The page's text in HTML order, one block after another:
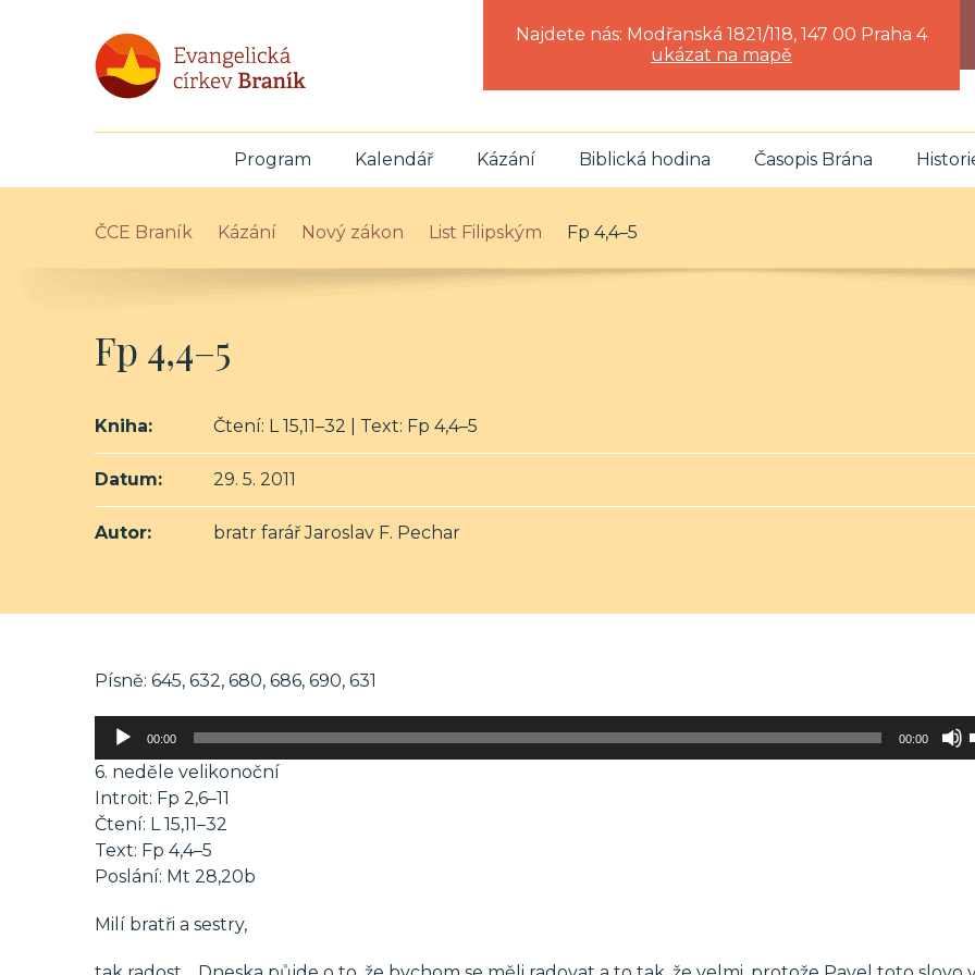
Najdete nás: Modřanská 1821/118, 147 00 Praha 4
ukázat na mapě
Program Kalendář Kázání Biblická hodina Časopis Brána
ČCE Braník Kázání Nový zákon List Filipským Fp 4,4–5
Fp 4,4–5
Kniha: Čtení: L 15,11–32 | Text: Fp 4,4–5
Datum: 29. 5. 2011
Autor: bratr farář Jaroslav F. Pechar
Písně: 645, 632, 680, 686, 690, 631
Audio
00:00 00:00
6. neděle velikonoční
Introit: Fp 2,6–11
Čtení: L 15,11–32
Text: Fp 4,4–5
Poslání: Mt 28,20b
Milí bratři a sestry,